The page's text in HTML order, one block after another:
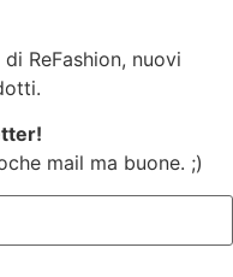
ReFashion, nuovi
mail ma buone. ;)